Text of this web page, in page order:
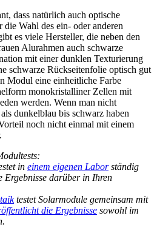
dass natürlich auch optische
Wahl des ein- oder anderen
es viele Hersteller, die neben den
Alurahmen auch schwarze
mit einer dunklen Texturierung
schwarze Rückseitenfolie optisch gut
Modul eine einheitliche Farbe
monokristalliner Zellen mit
werden. Wenn man nicht
dunkelblau bis schwarz haben
noch nicht einmal mit einem
in einem eigenen Laborständig
Ergebnisse darüber in Ihren
testet Solarmodule gemeinsam mit
die Ergebnisse sowohl im